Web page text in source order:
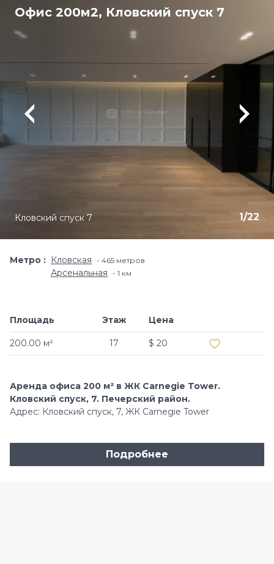
Офис 200м2, Кловский спуск 7
1/22
Кловский спуск 7
Метро Кловская 465 метров
Арсенальная 1 км
Площадь
200.00 м²
Этаж
17
Цена
$ 20
Аренда офиса 200 м² в ЖК Carnegie Tower.
Кловский спуск, 7. Печерский район.
Адрес: Кловский спуск, 7, ЖК Carnegie Tower
Подробнее